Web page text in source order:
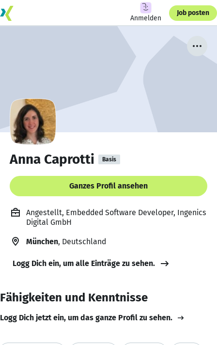
Anmelden
Job posten
Anna Caprotti Basis
Ganzes Profil ansehen
Angestellt, Embedded Software Developer, Ingenics
Digital GmbH
München, Deutschland
Logg Dich ein, um alle Einträge zu sehen.
Fähigkeiten und Kenntnisse
Logg Dich jetzt ein, um das ganze Profil zu sehen.